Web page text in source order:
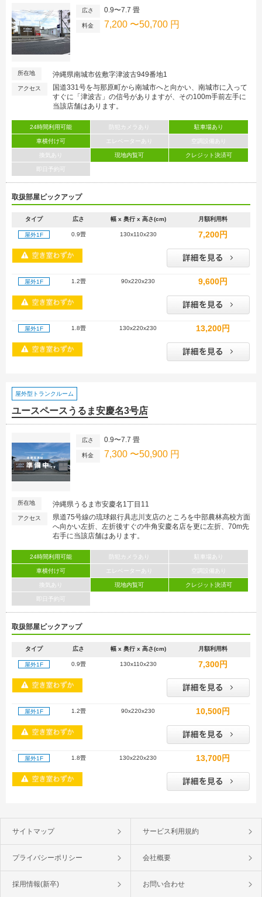
広さ 0.9〜7.7 畳
料金 7,200 〜50,700 円
所在地 沖縄県南城市佐敷字津波古949番地1
アクセス
国道331号を与那原町から南城市へと向かい、南城市に入って
すぐに「津波古」の信号がありますが、その100m手前左手に
当該店舗はあります。
24時間利用可能 防犯カメラあり 駐車場あり
車横付け可 エレベーターあり 空調設備あり
換気あり 現地内覧可 クレジット決済可
即日予約可
取扱部屋ピックアップ
タイプ 広さ 幅 x 奥行 x 高さ(cm) 月額利用料
屋外1F 0.9畳 130x110x230 7,200円
屋外1F 1.2畳 90x220x230 9,600円
屋外1F 1.8畳 130x220x230 13,200円
屋外型トランクルーム
ユースペースうるま安慶名3号店
広さ 0.9〜7.7 畳
料金 7,300 〜50,900 円
所在地 沖縄県うるま市安慶名1丁目11
アクセス
県道75号線の琉球銀行具志川支店のところを中部農林高校方面
へ向かい左折、左折後すぐの牛角安慶名店を更に左折、70m先
右手に当該店舗はあります。
24時間利用可能 防犯カメラあり 駐車場あり
車横付け可 エレベーターあり 空調設備あり
換気あり 現地内覧可 クレジット決済可
即日予約可
取扱部屋ピックアップ
タイプ 広さ 幅 x 奥行 x 高さ(cm) 月額利用料
屋外1F 0.9畳 130x110x230 7,300円
屋外1F 1.2畳 90x220x230 10,500円
屋外1F 1.8畳 130x220x230 13,700円
サイトマップ サービス利用規約
プライバシーポリシー 会社概要
採用情報(新卒) お問い合わせ